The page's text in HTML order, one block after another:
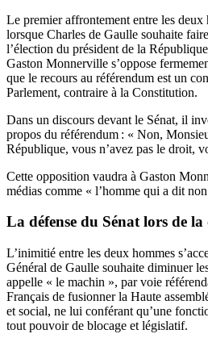
Le premier affrontement entre les deux
lorsque Charles de Gaulle souhaite
l’élection du président de la
Gaston Monnerville s’oppose
que le recours au référendum est un
Parlement, contraire à la Constitution.
Dans un discours devant le Sénat, il
propos du référendum : « Non,
République, vous n’avez pas le droit,
Cette opposition vaudra à Gaston
médias comme « l’homme qui a dit
La défense du Sénat lors de la
L’inimitié entre les deux hommes
Général de Gaulle souhaite diminuer
appelle « le machin », par voie
Français de fusionner la Haute
et social, ne lui conférant qu’une
tout pouvoir de blocage et législatif.